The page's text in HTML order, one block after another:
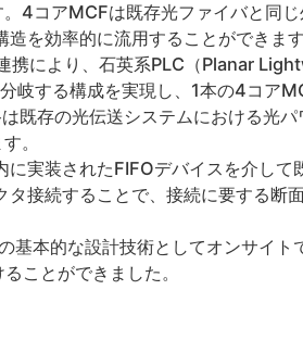
4コアMCFは既存光ファイバと同
を効率的に流用することができます
携により、石英系PLC（Planar
岐する構成を実現し、1本の4コア
既存の光伝送システムにおける光
。
実装されたFIFOデバイスを介して
接続することで、接続に要する断
本的な設計技術としてオンサイト
ことができました。